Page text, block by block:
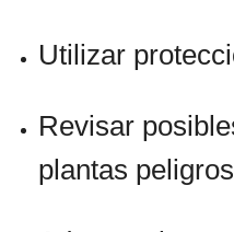
Utilizar
Revisar
plantas